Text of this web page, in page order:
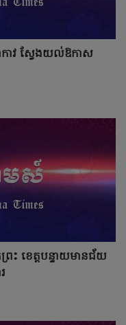
ាវ ស្វែងយល់ឱកាស
ព្រះ ខេត្តបន្ទាយមានជ័យ